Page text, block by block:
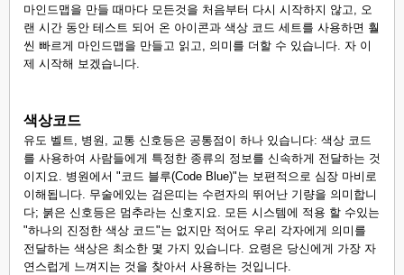
마인드맵을 만들 때마다 모든것을 처음부터 다시 시작하지 않고, 오
랜 시간 동안 테스트 되어 온 아이콘과 색상 코드 세트를 사용하면 훨
씬 빠르게 마인드맵을 만들고 읽고, 의미를 더할 수 있습니다. 자 이
제 시작해 보겠습니다.
색상코드
유도 벨트, 병원, 교통 신호등은 공통점이 하나 있습니다: 색상 코드
를 사용하여 사람들에게 특정한 종류의 정보를 신속하게 전달하는 것
이지요. 병원에서 "코드 블루(Code Blue)"는 보편적으로 심장 마비로
이해됩니다. 무술에있는 검은띠는 수련자의 뛰어난 기량을 의미합니
다; 붉은 신호등은 멈추라는 신호지요. 모든 시스템에 적용 할 수있는
"하나의 진정한 색상 코드"는 없지만 적어도 우리 각자에게 의미를
전달하는 색상은 최소한 몇 가지 있습니다. 요령은 당신에게 가장 자
연스럽게 느껴지는 것을 찾아서 사용하는 것입니다.